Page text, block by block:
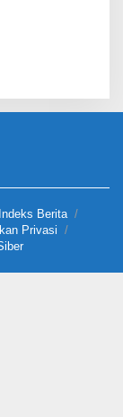
Indeks Berita
Privasi